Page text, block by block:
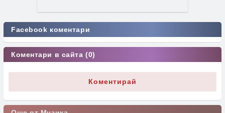
Facebook коментари
Коментари в сайта (0)
Коментирай